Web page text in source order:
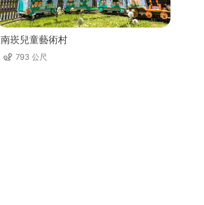
南崁兒童藝術村
793 公尺